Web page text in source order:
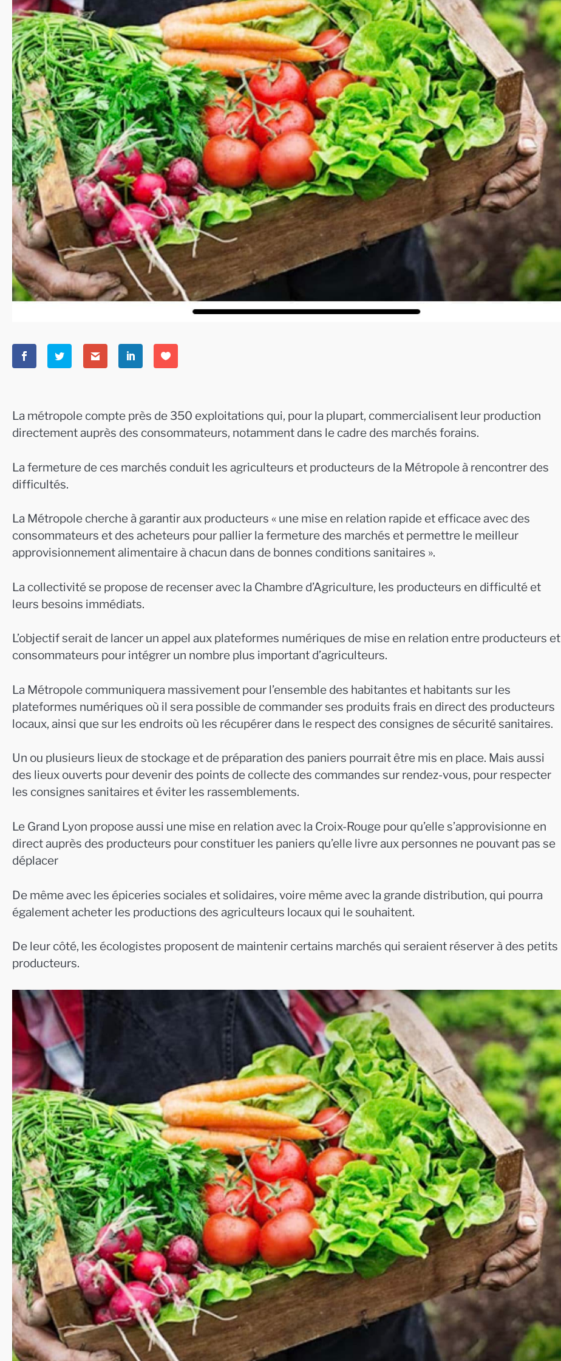
La métropole compte près de 350 exploitations qui, pour la plupart, commercialisent leur production
directement auprès des consommateurs, notamment dans le cadre des marchés forains.
La fermeture de ces marchés conduit les agriculteurs et producteurs de la Métropole à rencontrer des
difficultés.
La Métropole cherche à garantir aux producteurs « une mise en relation rapide et efficace avec des
consommateurs et des acheteurs pour pallier la fermeture des marchés et permettre le meilleur
approvisionnement alimentaire à chacun dans de bonnes conditions sanitaires ».
La collectivité se propose de recenser avec la Chambre d’Agriculture, les producteurs en difficulté et
leurs besoins immédiats.
L’objectif serait de lancer un appel aux plateformes numériques de mise en relation entre producteurs et
consommateurs pour intégrer un nombre plus important d’agriculteurs.
La Métropole communiquera massivement pour l’ensemble des habitantes et habitants sur les
plateformes numériques où il sera possible de commander ses produits frais en direct des producteurs
locaux, ainsi que sur les endroits où les récupérer dans le respect des consignes de sécurité sanitaires.
Un ou plusieurs lieux de stockage et de préparation des paniers pourrait être mis en place. Mais aussi
des lieux ouverts pour devenir des points de collecte des commandes sur rendez-vous, pour respecter
les consignes sanitaires et éviter les rassemblements.
Le Grand Lyon propose aussi une mise en relation avec la Croix-Rouge pour qu’elle s’approvisionne en
direct auprès des producteurs pour constituer les paniers qu’elle livre aux personnes ne pouvant pas se
déplacer
De même avec les épiceries sociales et solidaires, voire même avec la grande distribution, qui pourra
également acheter les productions des agriculteurs locaux qui le souhaitent.
De leur côté, les écologistes proposent de maintenir certains marchés qui seraient réserver à des petits
producteurs.